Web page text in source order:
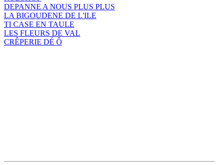
DEPANNE A NOUS PLUS PLUS
LA BIGOUDENE DE L'ILE
TI CASE EN TAULE
LES FLEURS DE VAL
CRÊPERIE DÉ Ô